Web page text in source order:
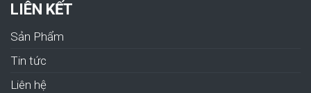
LIÊN KẾT
Sản Phẩm
Tin tức
Liên hệ